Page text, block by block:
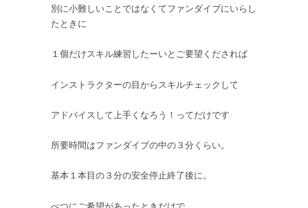
別に小難しいことではなくてファンダイブにいらし
たときに
１個だけスキル練習したーいとご要望くだされば
インストラクターの目からスキルチェックして
アドバイスして上手くなろう！ってだけです
所要時間はファンダイブの中の３分くらい。
基本１本目の３分の安全停止終了後に。